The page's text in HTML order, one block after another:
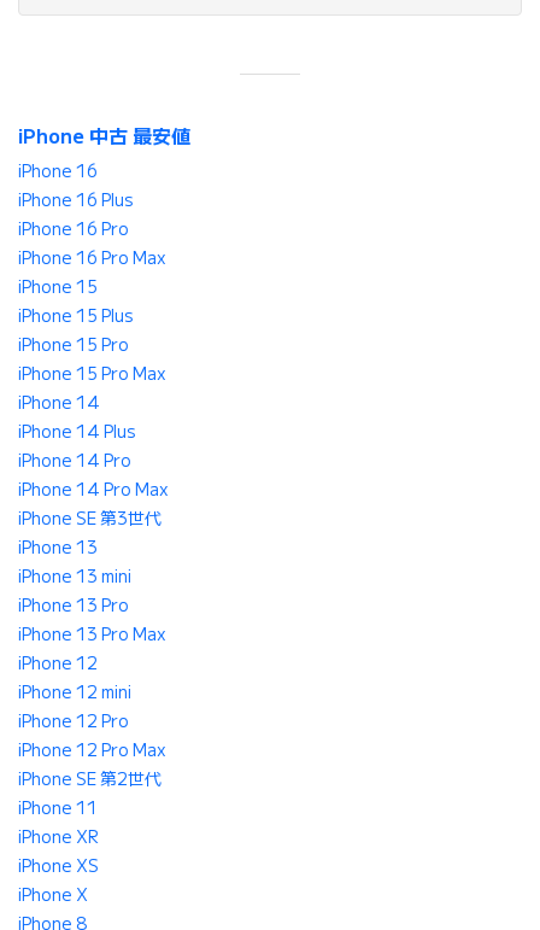
iPhone 中古 最安値
iPhone 16
iPhone 16 Plus
iPhone 16 Pro
iPhone 16 Pro Max
iPhone 15
iPhone 15 Plus
iPhone 15 Pro
iPhone 15 Pro Max
iPhone 14
iPhone 14 Plus
iPhone 14 Pro
iPhone 14 Pro Max
iPhone SE 第3世代
iPhone 13
iPhone 13 mini
iPhone 13 Pro
iPhone 13 Pro Max
iPhone 12
iPhone 12 mini
iPhone 12 Pro
iPhone 12 Pro Max
iPhone SE 第2世代
iPhone 11
iPhone XR
iPhone XS
iPhone X
iPhone 8